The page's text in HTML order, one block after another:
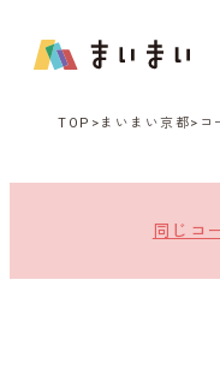
TOP まいまい京都 コ
同じコ